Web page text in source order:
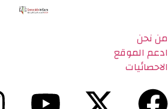
من نحن
ادعم الموقع
الاحصائيات